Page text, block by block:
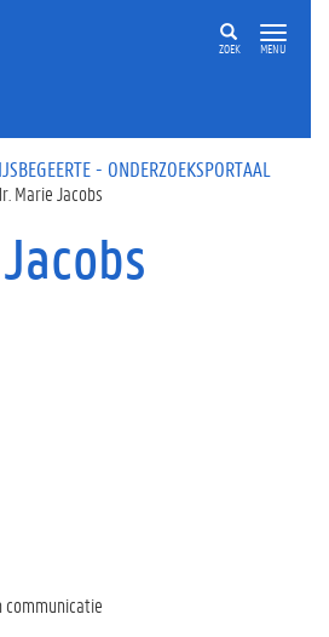
ZOEK MENU
- ONDERZOEKSPORTAAL
Marie Jacobs
communicatie